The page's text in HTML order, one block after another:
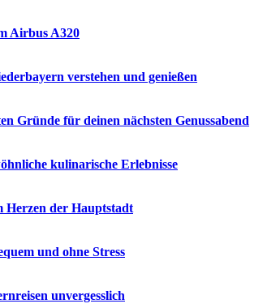
Airbus A320
verstehen und genießen
Gründe für deinen nächsten Genussabend
kulinarische Erlebnisse
Herzen der Hauptstadt
und ohne Stress
unvergesslich